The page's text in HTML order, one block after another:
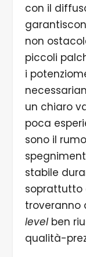
con il
non
piccoli
i
un chiaro
poca
sono il
stabile
soprattutto
troveranno
level ben
qualità-